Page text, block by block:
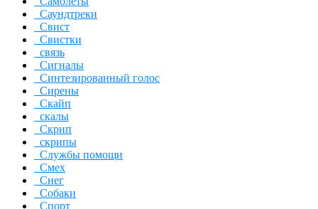
Саундтреки
Свист
Свистки
связь
Сигналы
Синтезированный голос
Сирены
Скайп
скалы
Скрип
скрипы
Службы помощи
Смех
Снег
Собаки
Спорт